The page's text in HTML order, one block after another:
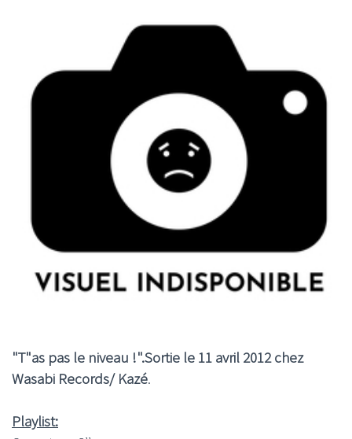
"T"as pas le niveau !".Sortie le 11 avril 2012 chez
Wasabi Records/ Kazé.
Playlist: